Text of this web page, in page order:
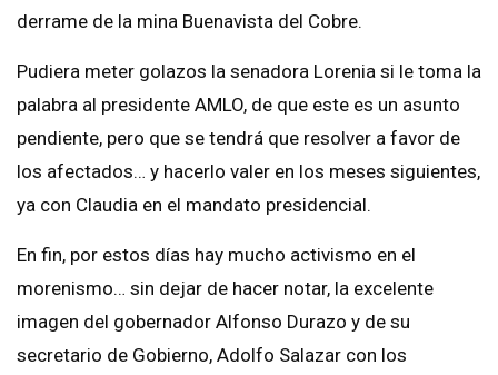
derrame de la mina Buenavista del Cobre.
Pudiera meter golazos la senadora Lorenia si le toma la
palabra al presidente AMLO, de que este es un asunto
pendiente, pero que se tendrá que resolver a favor de
los afectados… y hacerlo valer en los meses siguientes,
ya con Claudia en el mandato presidencial.
En fin, por estos días hay mucho activismo en el
morenismo… sin dejar de hacer notar, la excelente
imagen del gobernador Alfonso Durazo y de su
secretario de Gobierno, Adolfo Salazar con los